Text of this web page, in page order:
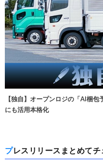
【独自】オープンロジの「AI梱
にも活用本格化
プレスリリースまとめて